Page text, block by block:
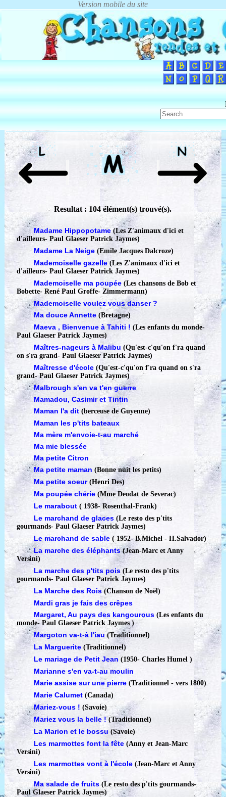
Resultat : 104 élément(s) trouvé(s).
Madame Hippopotame (Les Z'animaux d'ici et
d'ailleurs-Paul Glaeser Patrick Jaymes)
Madame La Neige(Emile Jacques Dalcroze)
Mademoiselle gazelle (Les Z'animaux d'ici et
d'ailleurs-Paul Glaeser Patrick Jaymes)
Mademoiselle ma poupée(Les chansons de Bob et
Bobette-René Paul Groffe- Zimmermann)
Mademoiselle voulez vous danser ?
Ma douce Annette(Bretagne)
Maeva , Bienvenue à Tahiti ! (Les enfants du monde-
Paul Glaeser Patrick Jaymes)
Maîtres-nageurs à Malibu (Qu'est-c'qu'on f'ra quand
on s'ra grand-Paul Glaeser Patrick Jaymes)
Maîtresse d'école (Qu'est-c'qu'on f'ra quand on s'ra
grand-Paul Glaeser Patrick Jaymes)
Malbrough s'en va t'en guerre
Mamadou, Casimir et Tintin
Maman l'a dit (berceuse de Guyenne)
Maman les p'tits bateaux
Ma mère m'envoie-t-au marché
Ma mie blessée
Ma petite Citron
Ma petite maman (Bonne nuit les petits)
Ma petite soeur (Henri Des)
Ma poupée chérie (Mme Deodat de Severac)
Le marabout( 1938-Rosenthal-Frank)
Le marchand de glaces (Le resto des p'tits
gourmands-Paul Glaeser Patrick Jaymes)
Le marchand de sable( 1952-B.Michel - H.Salvador)
La marche des éléphants (Jean-Marc et Anny
Versini)
La marche des p'tits pois (Le resto des p'tits
gourmands-Paul Glaeser Patrick Jaymes)
La Marche des Rois (Chanson de Noël)
Mardi gras je fais des crêpes
Margaret, Au pays des kangourous(Les enfants du
monde-Paul Glaeser Patrick Jaymes )
Margoton va-t-à l'iau(Traditionnel)
La Marguerite (Traditionnel)
Le mariage de Petit Jean (1950-Charles Humel )
Marianne s'en va-t-au moulin
Marie assise sur une pierre (Traditionnel - vers 1800)
Marie Calumet(Canada)
Mariez-vous ! (Savoie)
Mariez vous la belle !(Traditionnel)
La Marion et le bossu(Savoie)
Les marmottes font la fête (Anny et Jean-Marc
Versini)
Les marmottes vont à l'école (Jean-Marc et Anny
Versini)
Ma salade de fruits (Le resto des p'tits gourmands-
Paul Glaeser Patrick Jaymes)